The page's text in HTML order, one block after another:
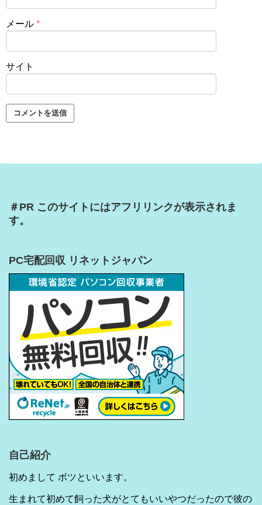
メール *
サイト
＃PR このサイトにはアフリリンクが表示されま
す。
PC宅配回収 リネットジャパン
自己紹介
初めまして ボツといいます。
生まれて初めて飼った犬がとてもいいやつだったので彼の